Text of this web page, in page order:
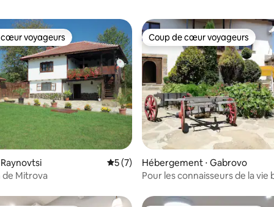
la base de 33 commentaires : 4,94 sur 5
cœur voyageurs
voyageurs
Évaluation moyenne sur la base de 7
5 (7)
de Mitrova
Coup de cœur voyageurs
Coup de cœur voyageurs
Hébergement ⋅ Gabrovo
Pour les connaisseurs de la vie